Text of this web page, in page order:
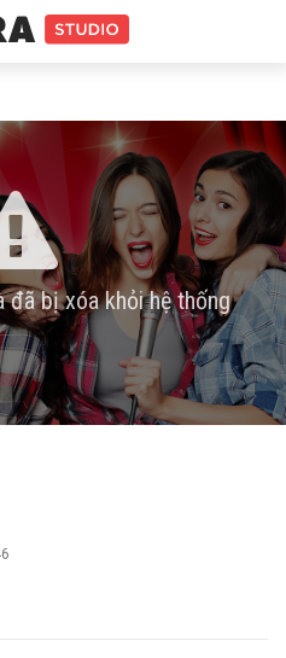
đã bị xóa khỏi hệ thống